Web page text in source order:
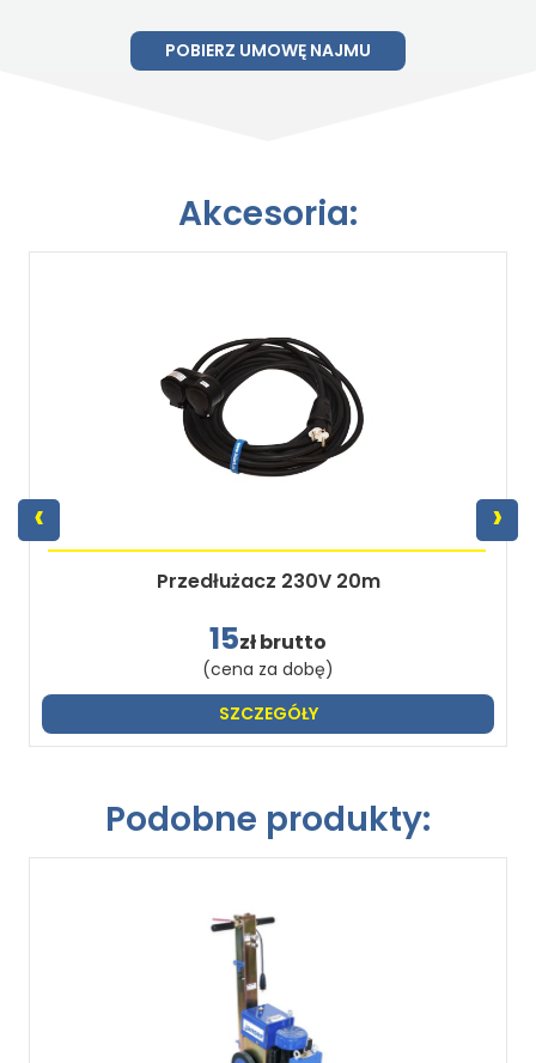
POBIERZ UMOWĘ NAJMU
Akcesoria:
Przedłużacz 230V 20m
15zł brutto
(cena za dobę)
SZCZEGÓŁY
‹ ›
Podobne produkty: